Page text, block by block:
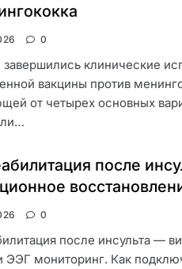
0
клинические
вакцины против
от четырех основных
после
0
после инсульта —
ЭЭГ мониторинг. Как